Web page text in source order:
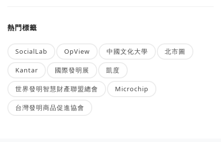
熱門標籤
SocialLab OpView 中國文化大學 北市圖
Kantar 國際發明展 凱度
世界發明智慧財產聯盟總會 Microchip
台灣發明商品促進協會